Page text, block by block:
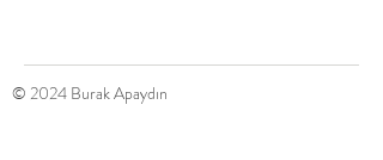
© 2024 Burak Apaydın